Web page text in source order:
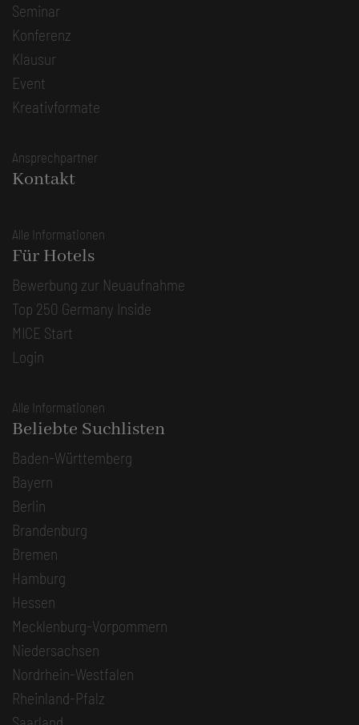
Seminar
Konferenz
Klausur
Event
Kreativformate
Ansprechpartner
Kontakt
Alle Informationen
Für Hotels
Bewerbung zur Neuaufnahme
Top 250 Germany Inside
MICE Start
Login
Alle Informationen
Beliebte Suchlisten
Baden-Württemberg
Bayern
Berlin
Brandenburg
Bremen
Hamburg
Hessen
Mecklenburg-Vorpommern
Niedersachsen
Nordrhein-Westfalen
Rheinland-Pfalz